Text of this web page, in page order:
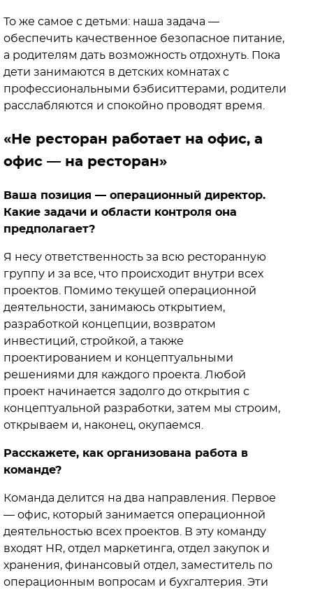
То же самое с детьми: наша задача —
обеспечить качественное безопасное питание,
а родителям дать возможность отдохнуть. Пока
дети занимаются в детских комнатах с
профессиональными бэбиситтерами, родители
расслабляются и спокойно проводят время.
«Не ресторан работает на офис, а
офис — на ресторан»
Ваша позиция — операционный директор.
Какие задачи и области контроля она
предполагает?
Я несу ответственность за всю ресторанную
группу и за все, что происходит внутри всех
проектов. Помимо текущей операционной
деятельности, занимаюсь открытием,
разработкой концепции, возвратом
инвестиций, стройкой, а также
проектированием и концептуальными
решениями для каждого проекта. Любой
проект начинается задолго до открытия с
концептуальной разработки, затем мы строим,
открываем и, наконец, окупаемся.
Расскажете, как организована работа в
команде?
Команда делится на два направления. Первое
— офис, который занимается операционной
деятельностью всех проектов. В эту команду
входят HR, отдел маркетинга, отдел закупок и
хранения, финансовый отдел, заместитель по
операционным вопросам и бухгалтерия. Эти